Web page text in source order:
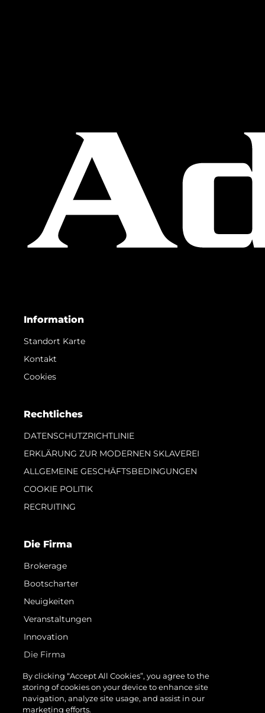
Information
Standort Karte
Kontakt
Cookies
Rechtliches
DATENSCHUTZRICHTLINIE
ERKLÄRUNG ZUR MODERNEN SKLAVEREI
ALLGEMEINE GESCHÄFTSBEDINGUNGEN
COOKIE POLITIK
RECRUITING
Die Firma
Brokerage
Bootscharter
Neuigkeiten
Veranstaltungen
Innovation
Die Firma
Das Team
Lifestyle
Geschichte
By clicking “Accept All Cookies”, you agree to the
storing of cookies on your device to enhance site
navigation, analyze site usage, and assist in our
marketing efforts.